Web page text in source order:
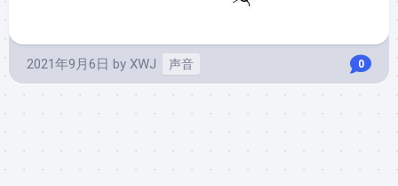
2021年9月6日 by XWJ 声音 0